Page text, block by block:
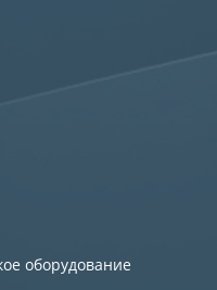
оборудование